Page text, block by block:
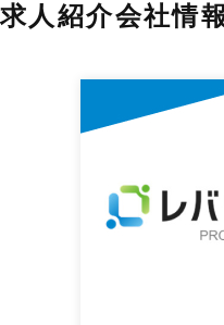
求人紹介会社情